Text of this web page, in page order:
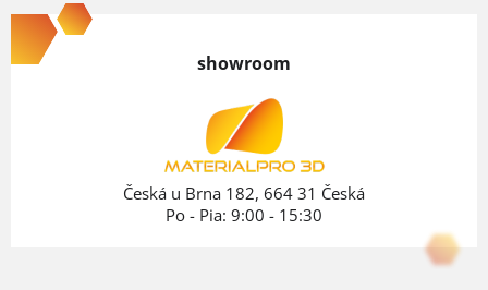
á
p
showroom
Česká u Brna 182, 664 31 Česká
Po - Pia: 9:00 - 15:30